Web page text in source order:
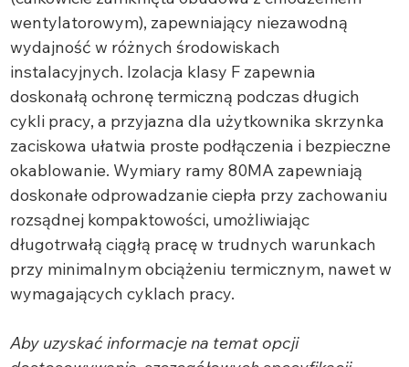
wentylatorowym), zapewniający niezawodną
wydajność w różnych środowiskach
instalacyjnych. Izolacja klasy F zapewnia
doskonałą ochronę termiczną podczas długich
cykli pracy, a przyjazna dla użytkownika skrzynka
zaciskowa ułatwia proste podłączenia i bezpieczne
okablowanie. Wymiary ramy 80MA zapewniają
doskonałe odprowadzanie ciepła przy zachowaniu
rozsądnej kompaktowości, umożliwiając
długotrwałą ciągłą pracę w trudnych warunkach
przy minimalnym obciążeniu termicznym, nawet w
wymagających cyklach pracy.
Aby uzyskać informacje na temat opcji